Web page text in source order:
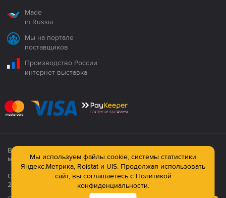
Made
in Russia
Мы на портале
поставщиков
Производство России
интернет-выставка
Все продукция сертифицирована. Использование
материалов сайта строго запрещено!
Официальный сайт компании: © ООО ПК «Технология»,
2003—2026
Мы используем файлы cookie, системы статистики
Яндекс.Метрика, Roistat и UIS. Продолжая использовать
сайт, вы соглашаетесь с Политикой
конфиденциальности.